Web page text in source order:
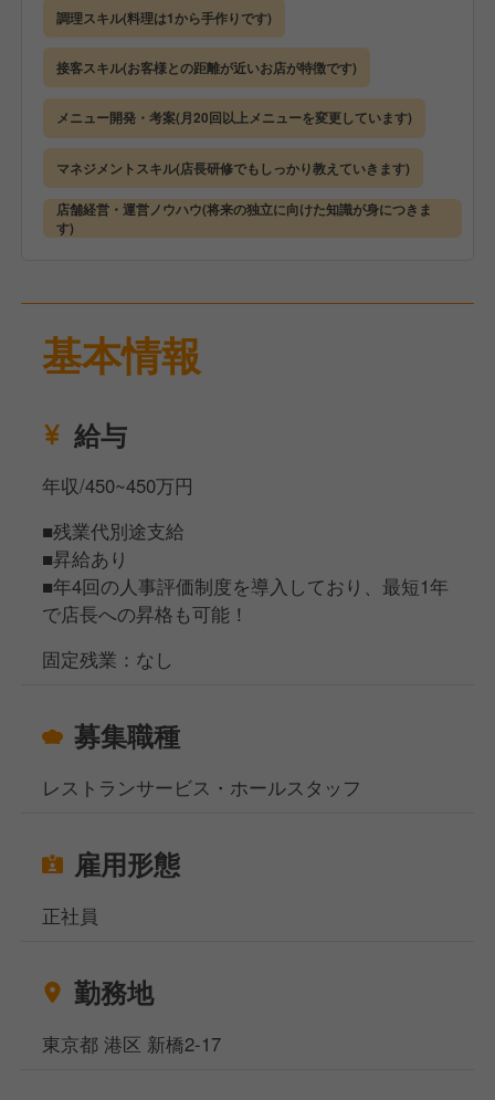
休日は月8〜9日を確保しており、年5日以上の休暇取
得を義務付けています。
また「休める環境をつくる」だけでなく、実際に取得
した社員には特別手当を支給するなど、しっかり休む
ことを会社全体で後押ししています。
【充実の福利厚生】
賞与は年2回支給（6月・12月）と、頑張りがきちん
月3万円まで家賃を補助しています。「どこに住んで
いても、晩杯屋で働いてほしい」そんな想いから設け
り、上位店舗には賞金や特別イベントが用意されてい
ます。単なる作業にならないよう、楽しみながら成果
を出せる環境づくりを大切にしています。
晩杯屋は「ポジションレス」なので、キッチンに入る
こともあれば、ホールに出るなど状況に合わせて、チ
ームで連携しながら動いていただきます。
徐々に慣れてきたら、スタッフの教育・シフト作成・
売上や原価・人件費の管理など、店舗運営全般もお任
せしていきます。
また、メニューのアレンジや新メニューの考案など、
【あなたの飲食キャリアをサポート！独立も歓迎！】
いか」を大切にしています。
メニュー開発をもっとしてみたい、接客が好きだから
お店で働いていたい、マネジメントをもっと勉強した
い——どんな想いも尊重します！
その中で当社は店長・統括・商品開発・本社スタッフ
など、あなたのやりたいに合わせた多彩なキャリアパ
スを用意しています。
社員として1年間真面目に働けば独立の権利が得ら
プでリスクを抑えながら独立を目指せます。
※現在のFC店舗のうち4店舗は、当社出身スタッフが
独立した店舗です。
調理スキル(料理は1から手作りです)
接客スキル(お客様との距離が近いお店が特徴です)
メニュー開発・考案(月20回以上メニューを変更しています)
マネジメントスキル(店長研修でもしっかり教えていきます)
店舗経営・運営ノウハウ(将来の独立に向けた知識が身につきま
す)
基本情報
給与
年収/450~450万円
■残業代別途支給
■昇給あり
■年4回の人事評価制度を導入しており、最短1年
で店長への昇格も可能！
固定残業：なし
募集職種
レストランサービス・ホールスタッフ
雇用形態
正社員
勤務地
東京都 港区 新橋2-17